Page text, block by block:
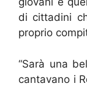
di cittadini
proprio
“Sarà una
cantavano i